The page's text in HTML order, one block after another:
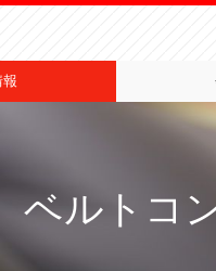
ベルトコ